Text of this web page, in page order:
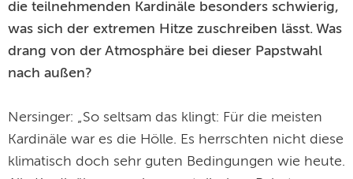
die teilnehmenden Kardinäle besonders schwierig,
was sich der extremen Hitze zuschreiben lässt. Was
drang von der Atmosphäre bei dieser Papstwahl
nach außen?
Nersinger: „So seltsam das klingt: Für die meisten
Kardinäle war es die Hölle. Es herrschten nicht diese
klimatisch doch sehr guten Bedingungen wie heute.